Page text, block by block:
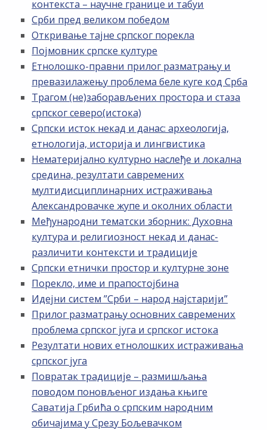
контекста – научне границе и табуи
Срби пред великом победом
Откривање тајне српског порекла
Појмовник српске културе
Етнолошко-правни прилог разматрању и
превазилажењу проблема беле куге код Срба
Трагом (не)заборављених простора и стаза
српског северо(истока)
Српски исток некад и данас: археологија,
етнологија, историја и лингвистика
Нематеријално културно наслеђе и локална
средина, резултати савремених
мултидисциплинарних истраживања
Александровачке жупе и околних области
Међународни тематски зборник: Духовна
култура и религиозност некад и данас-
различити контексти и традиције
Српски етнички простор и културне зоне
Порекло, име и прапостојбина
Идејни систем ”Срби – народ најстарији”
Прилог разматрању основних савремених
проблема српског југа и српског истока
Резултати нових етнолошких истраживања
српског југа
Повратак традиције – размишљања
поводом поновљеног издања књиге
Саватија Грбића о српским народним
обичајима у Срезу Бољевачком